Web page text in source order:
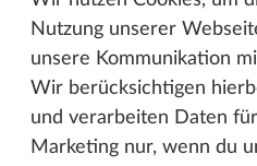
Nutzung unserer
unsere Kommunikation
Wir berücksichtigen
und verarbeiten Daten
Marketing nur, wenn du